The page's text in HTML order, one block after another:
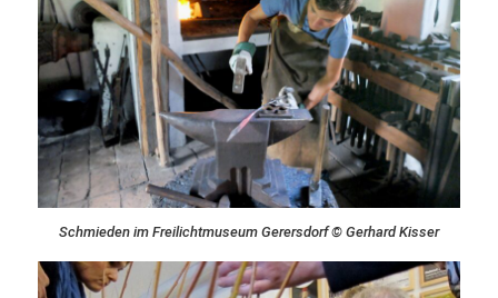
Schmieden im Freilichtmuseum Gerersdorf © Gerhard Kisser